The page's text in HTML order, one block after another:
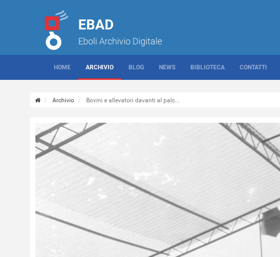
EBAD
Eboli Archivio Digitale
HOME ARCHIVIO BLOG NEWS BIBLIOTECA CONTATTI
Archivio Bovini e allevatori davanti al palc...